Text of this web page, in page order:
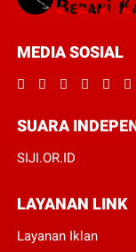
MEDIA SOSIAL
SUARA
SIJI.OR.ID
LAYANAN LINK
Layanan Iklan